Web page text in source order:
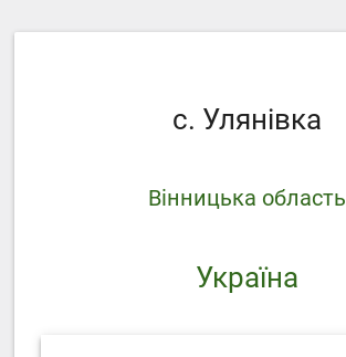
с. Улянівка
Вінницька область
Україна